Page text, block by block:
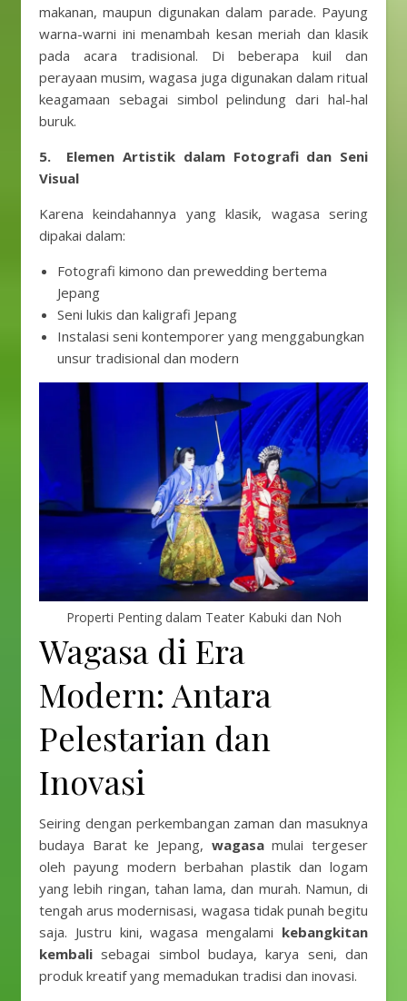
makanan, maupun digunakan dalam parade. Payung
warna-warni ini menambah kesan meriah dan klasik
pada acara tradisional. Di beberapa kuil dan
perayaan musim, wagasa juga digunakan dalam ritual
keagamaan sebagai simbol pelindung dari hal-hal
buruk.
5. Elemen Artistik dalam Fotografi dan Seni
Visual
Karena keindahannya yang klasik, wagasa sering
dipakai dalam:
Fotografi kimono dan prewedding bertema
Jepang
Seni lukis dan kaligrafi Jepang
Instalasi seni kontemporer yang menggabungkan
unsur tradisional dan modern
Properti Penting dalam Teater Kabuki dan Noh
Wagasa di Era
Modern: Antara
Pelestarian dan
Inovasi
Seiring dengan perkembangan zaman dan masuknya
budaya Barat ke Jepang, wagasamulai tergeser
oleh payung modern berbahan plastik dan logam
yang lebih ringan, tahan lama, dan murah. Namun, di
tengah arus modernisasi, wagasa tidak punah begitu
saja. Justru kini, wagasa mengalami kebangkitan
kembali sebagai simbol budaya, karya seni, dan
produk kreatif yang memadukan tradisi dan inovasi.